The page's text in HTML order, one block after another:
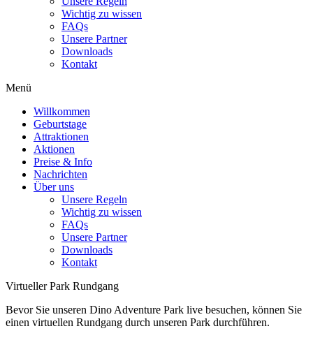
Wichtig zu wissen
FAQs
Unsere Partner
Downloads
Kontakt
Menü
Willkommen
Geburtstage
Attraktionen
Aktionen
Preise & Info
Nachrichten
Über uns
Unsere Regeln
Wichtig zu wissen
FAQs
Unsere Partner
Downloads
Kontakt
Virtueller Park Rundgang
Bevor Sie unseren Dino Adventure Park live besuchen, können Sie
einen virtuellen Rundgang durch unseren Park durchführen.